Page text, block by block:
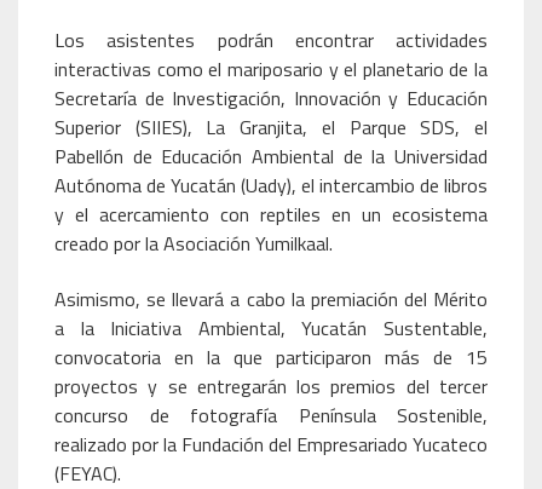
Los asistentes podrán encontrar actividades
interactivas como el mariposario y el planetario de la
Secretaría de Investigación, Innovación y Educación
Superior (SIIES), La Granjita, el Parque SDS, el
Pabellón de Educación Ambiental de la Universidad
Autónoma de Yucatán (Uady), el intercambio de libros
y el acercamiento con reptiles en un ecosistema
creado por la Asociación Yumilkaal.
Asimismo, se llevará a cabo la premiación del Mérito
a la Iniciativa Ambiental, Yucatán Sustentable,
convocatoria en la que participaron más de 15
proyectos y se entregarán los premios del tercer
concurso de fotografía Península Sostenible,
realizado por la Fundación del Empresariado Yucateco
(FEYAC).